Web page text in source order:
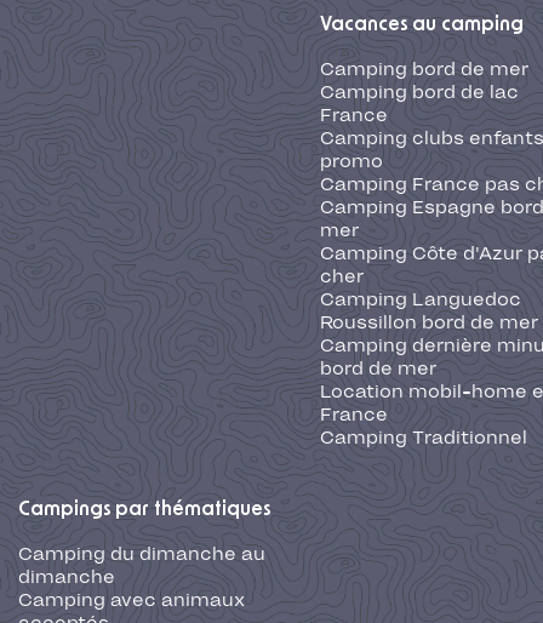
Vacances au camping
Camping bord de mer
Camping bord de lac
France
Camping clubs
promo
Camping France pas
Camping Espagne
mer
Camping Côte d'Azur
cher
Camping Languedoc
Roussillon bord de mer
Camping dernière
bord de mer
Location mobil-home
France
Camping Traditionnel
Campings par thématiques
Camping du dimanche au
dimanche
Camping avec animaux